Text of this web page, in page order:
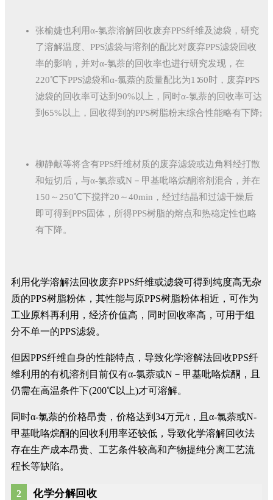
张榆婕也利用α-氯萘溶解回收废弃PPS纤维及滤袋，研究
了溶解温度、PPS滤袋与溶剂的配比对废弃PPS滤袋回收
率的影响，并对α-氯萘的回收率也进行研究发现，在
220℃下PPS滤袋和α-氯萘的质量配比为1∶60时，废弃PPS
滤袋的回收率可达到90%以上，同时α-氯萘的回收率可达
到65%以上，回收得到的PPS树脂粉末综合性能略有下降;
柳静献等将含有PPS纤维材质的废弃滤袋或边角料经打散
和短切后，与α-氯萘或N－甲基吡咯烷酮溶剂混合，并在
150～250℃下搅拌20～40min，经过结晶和过滤干燥后
即可得到PPS固体，所得PPS树脂的熔点和热稳定性也略
有下降。
利用化学溶解法回收废弃PPS纤维或滤袋可得到纯度高无杂
质的PPS树脂粉体，其性能与原PPS树脂粉体相近，可作为
工业原料再利用，经济价值高，同时回收率高，可用于组
分不单一的PPS滤袋。
但因PPS纤维自身的性能特点，导致化学溶解法回收PPS纤
维利用的有机溶剂目前仅有α-氯萘或N－甲基吡咯烷酮，且
仍需在高温条件下(200℃以上)才可溶解。
同时α-氯萘的价格昂贵，价格达到34万元/t，且α-氯萘或N-
甲基吡咯烷酮的回收利用率还较低，导致化学溶解回收法
存在生产成本昂贵、工艺条件较高和产物提纯分离工艺流
程长等缺陷。
2 化学分解回收